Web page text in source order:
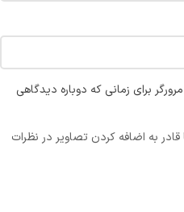
برای زمانی که دوباره دیدگاهی
به اضافه کردن تصاویر در نظرات